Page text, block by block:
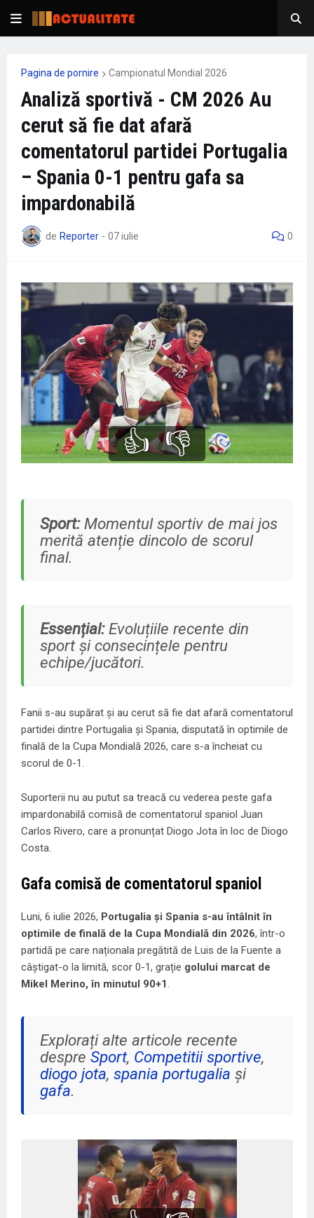
Pagina de pornire Campionatul Mondial 2026
Analiză sportivă - CM 2026 Au
cerut să fie dat afară
comentatorul partidei Portugalia
– Spania 0-1 pentru gafa sa
impardonabilă
de Reporter - 07 iulie 0
👍 👎
Sport:Momentul sportiv de mai jos
merită atenție dincolo de scorul
final.
Essențial:Evoluțiile recente din
sport și consecințele pentru
echipe/jucători.
Fanii s-au supărat și au cerut să fie dat afară comentatorul
partidei dintre Portugalia și Spania, disputată în optimile de
finală de la Cupa Mondială 2026, care s-a încheiat cu
scorul de 0-1.
Suporterii nu au putut sa treacă cu vederea peste gafa
impardonabilă comisă de comentatorul spaniol Juan
Carlos Rivero, care a pronunțat Diogo Jota în loc de Diogo
Costa.
Gafa comisă de comentatorul spaniol
Luni, 6 iulie 2026, Portugalia și Spania s-au întâlnit în
optimile de finală de la Cupa Mondială din 2026, într-o
partidă pe care naționala pregătită de Luis de la Fuente a
câștigat-o la limită, scor 0-1, grație golului marcat de
Mikel Merino, în minutul 90+1.
Explorați alte articole recente
despre Sport, Competitii sportive,
diogo jota, spania portugalia și
gafa.